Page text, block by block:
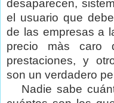
desaparecen,
el usuario que
de las empresas a
precio màs
prestaciones, y
son un verdadero
Nadie sabe